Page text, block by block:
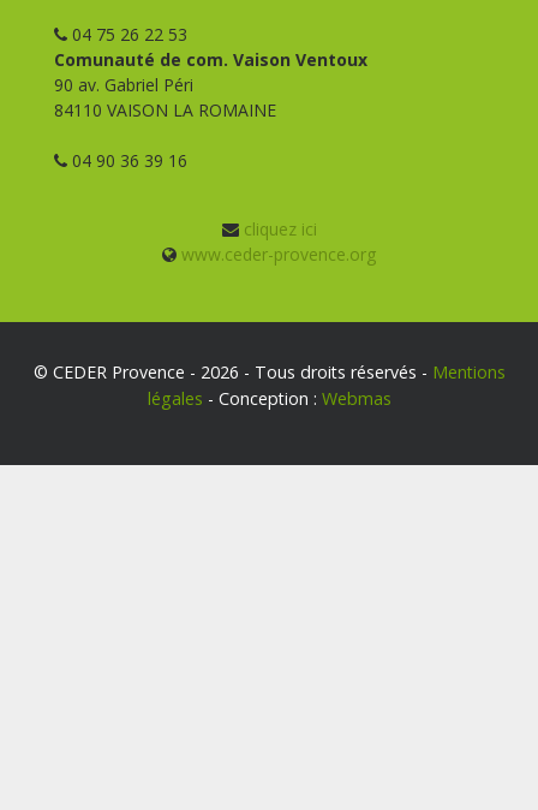
04 75 26 22 53
Comunauté de com. Vaison Ventoux
90 av. Gabriel Péri
84110 VAISON LA ROMAINE
04 90 36 39 16
cliquez ici
www.ceder-provence.org
© CEDER Provence - 2026 - Tous droits réservés - Mentions
légales - Conception : Webmas